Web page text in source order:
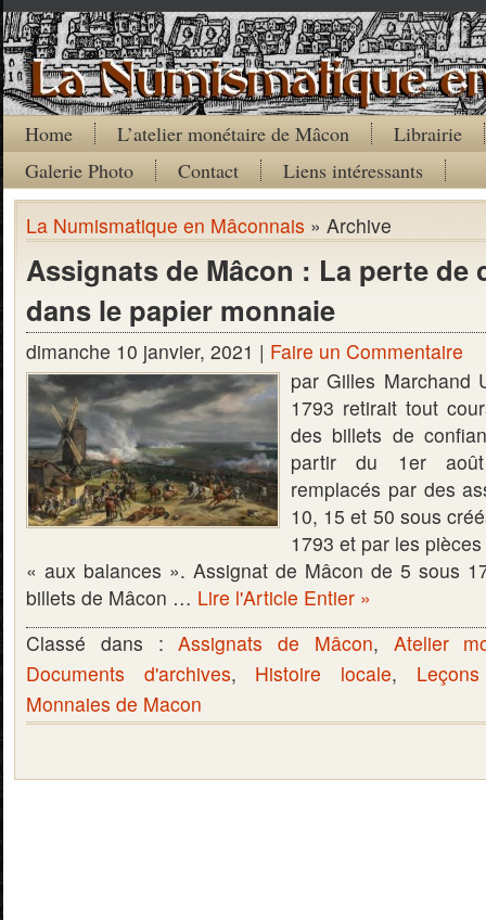
Home L’atelier monétaire de Mâcon
Librairie
Galerie Photo
Contact Liens intéressants
La Numismatique en Mâconnais » Archive
Assignats de Mâcon : La perte de
dans le papier monnaie
dimanche 10 janvier, 2021 | Faire un Commentaire
par Gilles Marchand
1793 retirait tout
des billets de
partir du 1er
remplacés par des
10, 15 et 50 sous
1793 et par les
« aux balances ». Assignat de Mâcon de 5 sous
billets de Mâcon … Lire l'Article Entier »
Classé dans :Assignats de Mâcon, Atelier
Documents d'archives, Histoire locale,
Monnaies de Macon